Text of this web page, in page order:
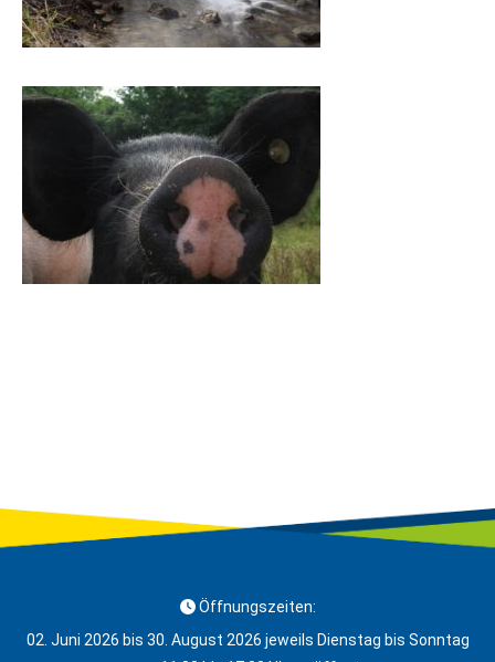
Öffnungszeiten:
02. Juni 2026 bis 30. August 2026 jeweils Dienstag bis Sonntag